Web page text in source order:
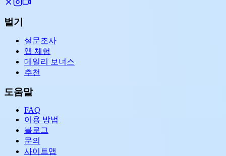
벌기
설문조사
앱 체험
데일리 보너스
추천
도움말
FAQ
이용 방법
블로그
문의
사이트맵